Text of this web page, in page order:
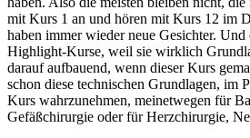
mit Kurs 1 an und hören mit Kurs 12 im
haben immer wieder neue Gesichter. Und
Highlight-Kurse, weil sie wirklich
darauf aufbauend, wenn dieser Kurs
schon diese technischen Grundlagen, im
Kurs wahrzunehmen, meinetwegen für
Gefäßchirurgie oder für Herzchirurgie,